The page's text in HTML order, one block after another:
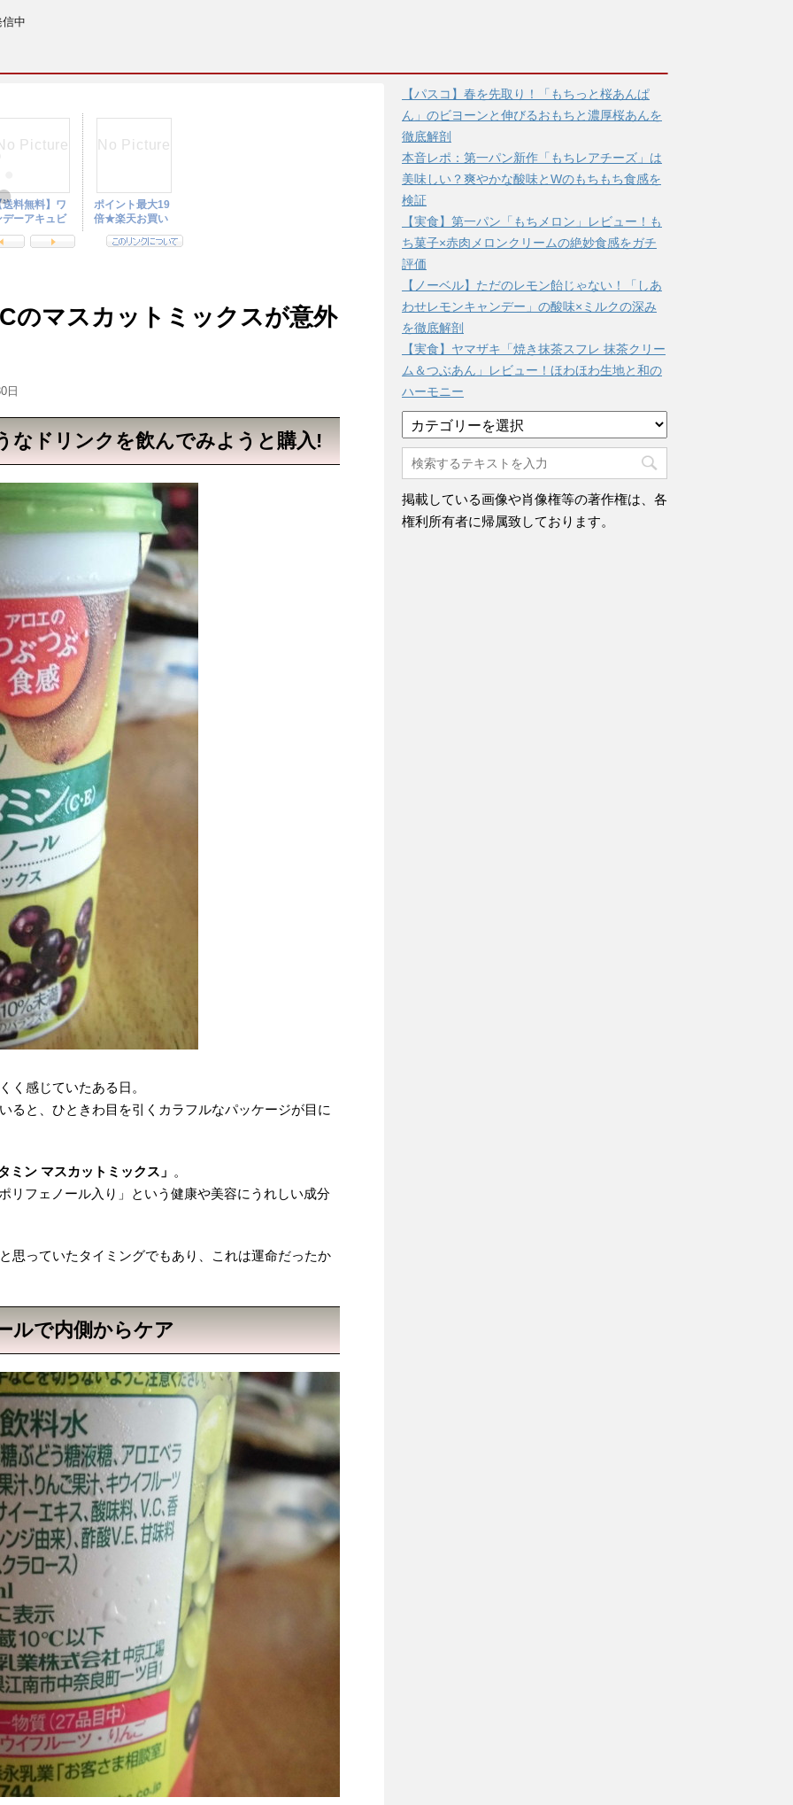
中
のマスカットミックスが意外
日
なドリンクを飲んでみようと購入!
く感じていたある日。
ると、ひときわ目を引くカラフルなパッケージが目に
ミン マスカットミックス」 。
リフェノール入り」という健康や美容にうれしい成分
思っていたタイミングでもあり、これは運命だったか
ルで内側からケア
【パスコ】春を先取り！「もちっと桜あんぱ
ん」のビヨーンと伸びるおもちと濃厚桜あんを
徹底解剖
本音レポ：第一パン新作「もちレアチーズ」は
美味しい？爽やかな酸味とWのもちもち食感を
検証
【実食】第一パン「もちメロン」レビュー！も
ち菓子×赤肉メロンクリームの絶妙食感をガチ
評価
【ノーベル】ただのレモン飴じゃない！「しあ
わせレモンキャンデー」の酸味×ミルクの深み
を徹底解剖
【実食】ヤマザキ「焼き抹茶スフレ 抹茶クリー
ム＆つぶあん」レビュー！ほわほわ生地と和の
ハーモニー
テ
ゴ
リ
ー
掲載している画像や肖像権等の著作権は、各
権利所有者に帰属致しております。